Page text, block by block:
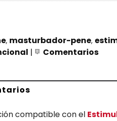
masturbador-pene
| Comentarios
compatible con el